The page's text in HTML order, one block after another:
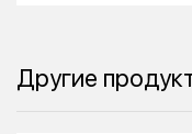
Другие